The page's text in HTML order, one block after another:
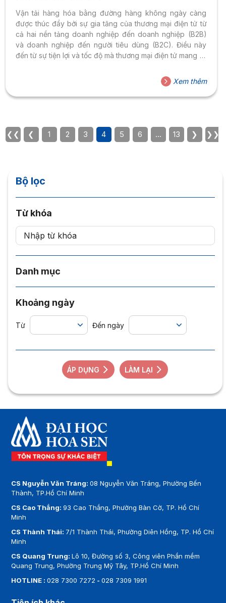
Vận tải hàng hóa bằng đường hàng không ngày càng
được thúc đẩy bởi sự gia tăng của thương mại điện tử từ
cả hai nền tảng doanh nghiệp đến doanh nghiệp (B2B)
và doanh nghiệp đến người tiêu dùng (B2C). Điều này
đến từ sự tiện lợi và tốc độ mà thương mại điện tử mang lại
các gói hàng bằng thư tay. Ngoài ra, thương mại điện tử
đã giúp khách hàng có thể mua các mặt hàng từ nhiều
nhà cung cấp khác nhau, giúp họ dễ...
Xem thêm
❮❮ ❮ 1 2 3 4 5 6 … 13 ❯ ❯❯
Bộ lọc
Từ khóa
Danh mục
Khoảng ngày
Từ Đến ngày
ÁP DỤNG LÀM LẠI
CS Nguyễn Văn Tráng:08 Nguyễn Văn Tráng, Phường Bến
Thành, TP.Hồ Chí Minh
CS Cao Thắng:93 Cao Thắng, Phường Bàn Cờ, TP. Hồ Chí
Minh
CS Thành Thái: 7/1 Thành Thái, Phường Diên Hồng, TP. Hồ Chí
Minh
CS Quang Trung:Lô 10, Đường số 3, Công viên Phần mềm
Quang Trung, Phường Trung Mỹ Tây, TP.Hồ Chí Minh
HOTLINE :028 7300 7272 -028 7309 1991